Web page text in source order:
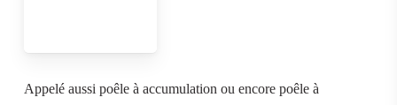
Appelé aussi poêle à accumulation ou encore poêle à